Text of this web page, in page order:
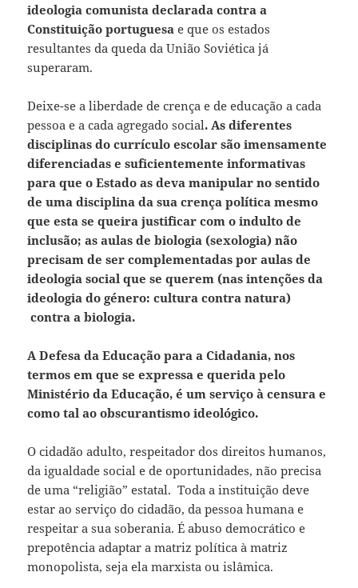
ideologia comunista declarada contra a
Constituição portuguesa e que os estados
resultantes da queda da União Soviética já
superaram.
Deixe-se a liberdade de crença e de educação a cada
pessoa e a cada agregado social. As diferentes
disciplinas do currículo escolar são imensamente
diferenciadas e suficientemente informativas
para que o Estado as deva manipular no sentido
de uma disciplina da sua crença política mesmo
que esta se queira justificar com o indulto de
inclusão; as aulas de biologia (sexologia) não
precisam de ser complementadas por aulas de
ideologia social que se querem (nas intenções da
ideologia do género: cultura contra natura)
contra a biologia.
A Defesa da Educação para a Cidadania, nos
termos em que se expressa e querida pelo
Ministério da Educação, é um serviço à censura e
como tal ao obscurantismo ideológico.
O cidadão adulto, respeitador dos direitos humanos,
da igualdade social e de oportunidades, não precisa
de uma “religião” estatal. Toda a instituição deve
estar ao serviço do cidadão, da pessoa humana e
respeitar a sua soberania. É abuso democrático e
prepotência adaptar a matriz política à matriz
monopolista, seja ela marxista ou islâmica.